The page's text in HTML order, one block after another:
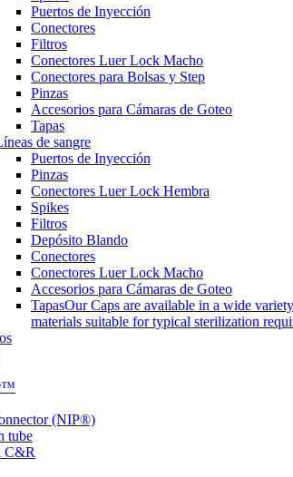
Puertos de Inyección
Conectores
Filtros
Conectores Luer Lock Macho
Conectores para Bolsas y Step
Pinzas
Accesorios para Cámaras de Goteo
Tapas
de sangre
Puertos de Inyección
Pinzas
Conectores Luer Lock Hembra
Spikes
Filtros
Depósito Blando
Conectores
Conectores Luer Lock Macho
Accesorios para Cámaras de Goteo
TapasOur Caps are available in a wide
materials suitable for typical sterilization
(NIP®)
tube
C&R